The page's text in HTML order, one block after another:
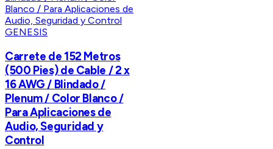
GENESIS
Carrete de 152 Metros
(500 Pies) de Cable / 2 x
16 AWG / Blindado /
Plenum / Color Blanco /
Para Aplicaciones de
Audio, Seguridad y
Control